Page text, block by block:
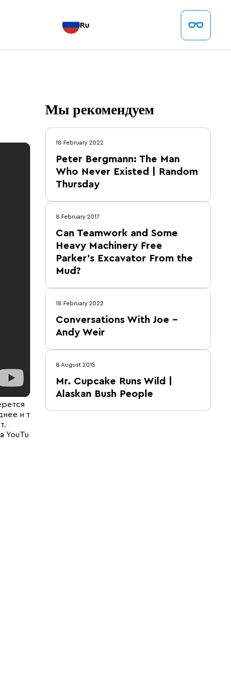
Ru
и т
YouTu
Мы рекомендуем
18 February 2022
Peter Bergmann: The Man
Who Never Existed | Random
Thursday
8 February 2017
Can Teamwork and Some
Heavy Machinery Free
Parker's Excavator From the
Mud?
18 February 2022
Conversations With Joe –
Andy Weir
8 August 2015
Mr. Cupcake Runs Wild |
Alaskan Bush People